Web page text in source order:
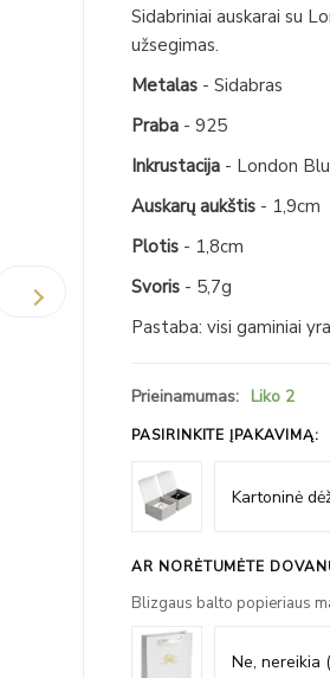
Sidabriniai auskarai su
užsegimas.
Metalas- Sidabras
Praba- 925
Inkrustacija- London
Auskarų aukštis- 1,9cm
Plotis- 1,8cm
Svoris- 5,7g
Pastaba: visi gaminiai
Prieinamumas: Liko 2
PASIRINKITE ĮPAKAVIMĄ:
AR NORĖTUMĖTE
Blizgaus balto popieriaus
Topazais